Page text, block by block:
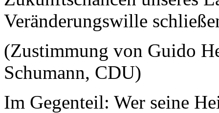
Veränderungswille
(Zustimmung von Guido
Schumann, CDU)
Im Gegenteil: Wer seine